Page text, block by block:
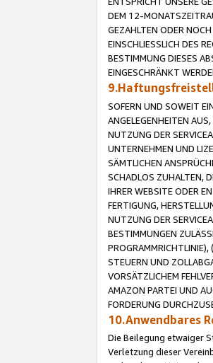
DEM 12-
GEZAHLTEN ODER
EINSCHLIESSLICH DES
BESTIMMUNG DIESES
EINGESCHRÄNKT
SOFERN UND SOWEIT
ANGELEGENHEITEN
NUTZUNG DER
UNTERNEHMEN UND
SÄMTLICHEN
SCHADLOS ZUHALTEN,
IHRER WEBSITE ODER
FERTIGUNG,
NUTZUNG DER
BESTIMMUNGEN
PROGRAMMRICHTLINIE),
STEUERN UND
VORSÄTZLICHEM
AMAZON PARTEI UND
FORDERUNG
10.Anwendbares
Die Beilegung etwaiger
Verletzung dieser